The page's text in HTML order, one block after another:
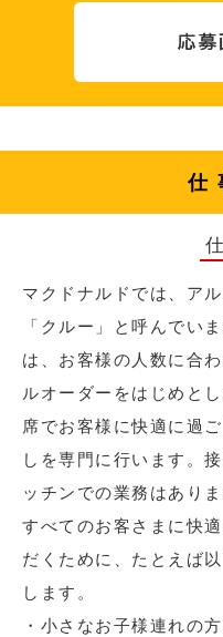
仕
マクドナルドでは、ア
「クルー」と呼んでい
は、お客様の人数に合
ルオーダーをはじめと
席でお客様に快適に過
しを専門に行います。
ッチンでの業務はありま
すべてのお客さまに快
だくために、たとえば
します。
・小さなお子様連れの